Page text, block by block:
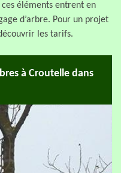
éléments entrent en
d’arbre. Pour un projet
les tarifs.
à Croutelle dans